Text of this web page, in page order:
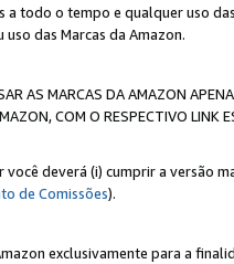
todo o tempo e qualquer uso
das Marcas da Amazon.
AS MARCAS DA AMAZON
COM O RESPECTIVO LINK
você deverá (i) cumprir a versão
de Comissões).
exclusivamente para a